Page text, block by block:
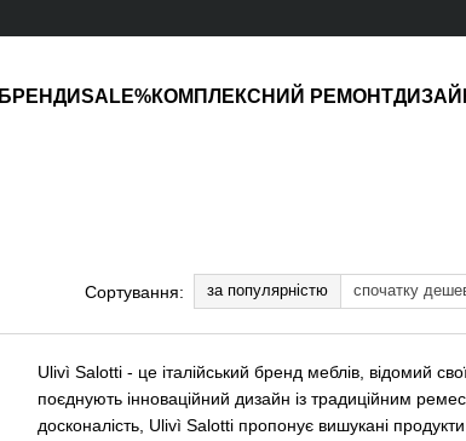
БРЕНДИSALE%КОМПЛЕКСНИЙ РЕМОНТ
Сортування: за популярністю спочатку
Ulivì Salotti - це італійський бренд меблів, відомий
поєднують інноваційний дизайн із традиційним
досконалість, Ulivì Salotti пропонує вишукані